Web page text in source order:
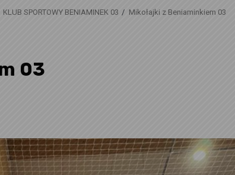
KLUB SPORTOWY BENIAMINEK 03 Mikołajki z Beniaminkiem 03
03